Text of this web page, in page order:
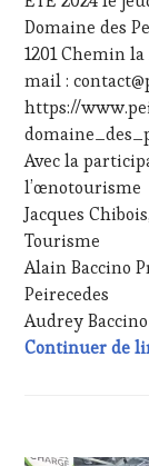
TASTING,
JEU,
LIVE
STREAMING,
MASTERCLASS
MÉDIAS,
PRESSE
ÉCRITE,
RADIO,
TV,
WEB,
OENOTOURISME
PARTENAIRES
VIN
TOURISME,
PRODUCTEURS
Domaine des
1201 Chemin
mail :
https://
Avec la
l’œnotourisme
Jacques
Tourisme
Alain Baccino
Peirecedes
Audrey
Continuer de